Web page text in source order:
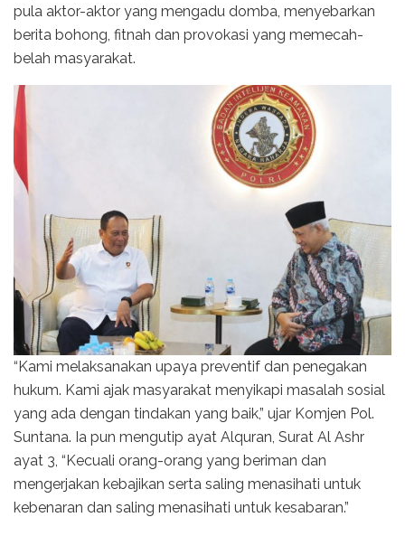
pula aktor-aktor yang mengadu domba, menyebarkan
berita bohong, fitnah dan provokasi yang memecah-
belah masyarakat.
“Kami melaksanakan upaya preventif dan penegakan
hukum. Kami ajak masyarakat menyikapi masalah sosial
yang ada dengan tindakan yang baik,” ujar Komjen Pol.
Suntana. Ia pun mengutip ayat Alquran, Surat Al Ashr
ayat 3, “Kecuali orang-orang yang beriman dan
mengerjakan kebajikan serta saling menasihati untuk
kebenaran dan saling menasihati untuk kesabaran.”